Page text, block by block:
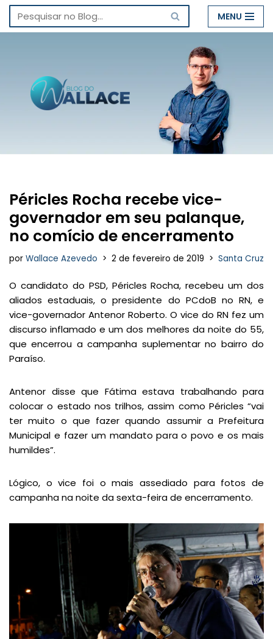
Pular
conteúdo
MENU
Péricles Rocha recebe vice-
governador em seu palanque,
no comício de encerramento
por Wallace Azevedo 2 de fevereiro de 2019 Santa Cruz
O candidato do PSD, Péricles Rocha, recebeu um dos
aliados estaduais, o presidente do PCdoB no RN, e
vice-governador Antenor Roberto. O vice do RN fez um
discurso inflamado e um dos melhores da noite do 55,
que encerrou a campanha suplementar no bairro do
Paraíso.
Antenor disse que Fátima estava trabalhando para
colocar o estado nos trilhos, assim como Péricles “vai
ter muito o que fazer quando assumir a Prefeitura
Municipal e fazer um mandato para o povo e os mais
humildes”.
Lógico, o vice foi o mais assediado para fotos de
campanha na noite da sexta-feira de encerramento.